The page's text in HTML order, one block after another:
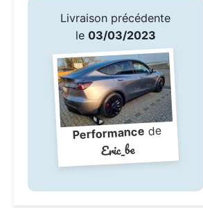
Livraison précédente
le 03/03/2023
Performance de
Eric_be